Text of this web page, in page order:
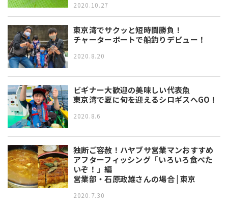
2020.10.27
東京湾でサクッと短時間勝負！
チャーターボートで船釣りデビュー！
2020.8.20
ビギナー大歓迎の美味しい代表魚
東京湾で夏に旬を迎えるシロギスへGO！
2020.8.6
独断ご容赦！ハヤブサ営業マンおすすめ
アフターフィッシング「いろいろ食べた
いぞ！」編
営業部・石原政雄さんの場合 | 東京
2020.7.30